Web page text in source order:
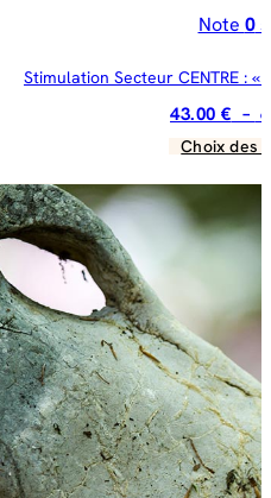
Note 0
Stimulation Secteur CENTRE : «
43.00 € –
Choix des
a
la
du